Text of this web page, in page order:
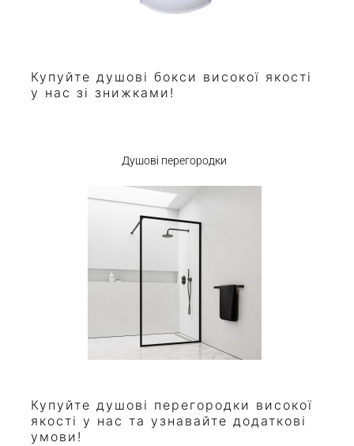
Купуйте душові бокси високої якості
у нас зі знижками!
Душові перегородки
Купуйте душові перегородки високої
якості у нас та узнавайте додаткові
умови!